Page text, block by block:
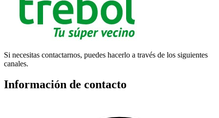
Si necesitas contactarnos, puedes hacerlo a través de los siguientes
canales.
Información de contacto